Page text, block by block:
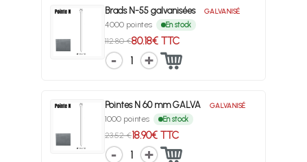
Brads N-55 galvanisées GALVANISÉ
4000 pointes En stock
112.80 €80.18€ TTC
1
Pointes N 60 mm GALVA GALVANISÉ
1000 pointes En stock
23.52 €18.90€ TTC
1